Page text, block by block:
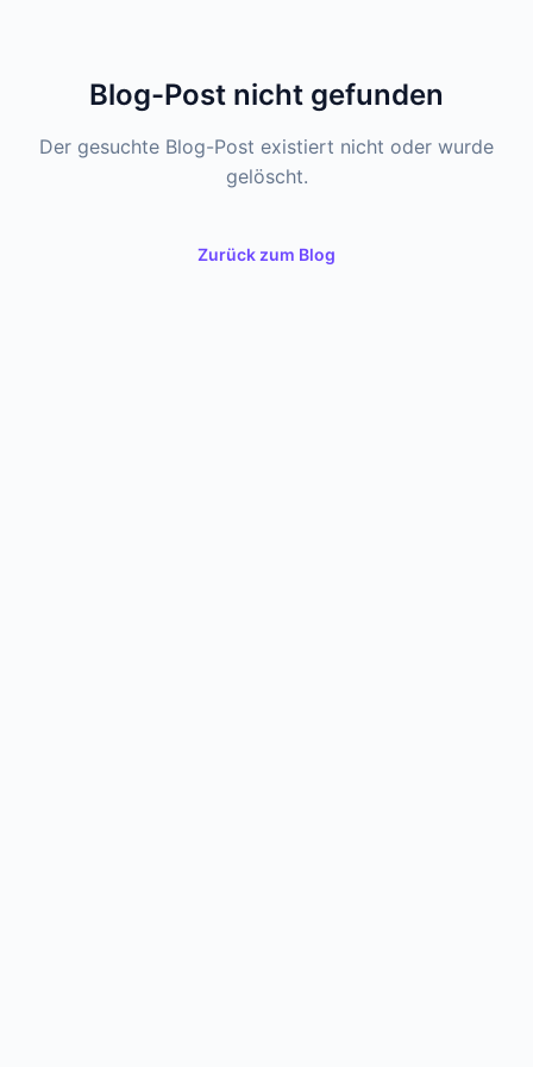
Blog-Post nicht gefunden
Der gesuchte Blog-Post existiert nicht oder wurde
gelöscht.
Zurück zum Blog